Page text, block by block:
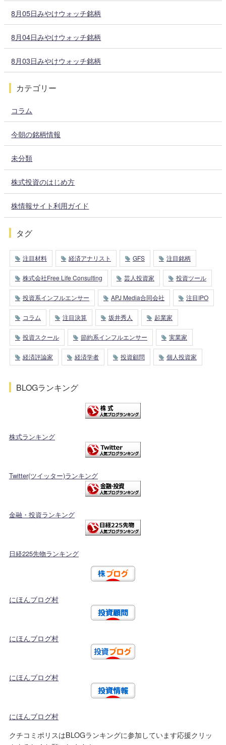
8月05日みやけウォッチ銘柄
8月04日みやけウォッチ銘柄
8月03日みやけウォッチ銘柄
カテゴリー
コラム
今朝の銘柄情報
未分類
株式投資のはじめ方
株情報サイト利用ガイド
タグ
注目材料 経済アナリスト GFS 注目銘柄
株式会社Free Life Consulting 芸人投資家 投資ツール
投資系インフルエンサー APJ Media合同会社 注目IPO
コラム 注目決算 坂井秀人 起業家
投資スクール 節約系インフルエンサー 実業家
経済評論家 経済学者 投資顧問 個人投資家
BLOGランキング
株式ランキング
Twitter(ツイッター)ランキング
金融・投資ランキング
日経225先物ランキング
にほんブログ村
にほんブログ村
にほんブログ村
にほんブログ村
クチコミポリスはBLOGランキングに参加しています応援クリッ